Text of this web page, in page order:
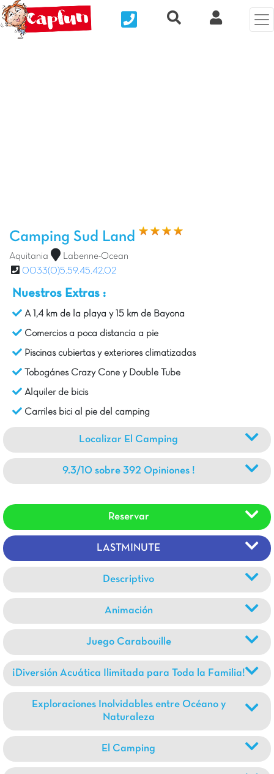
Nous contacterRecherche rapide
Mi
Camping Sud Land
Aquitania
Labenne-Ocean
0033(0)5.59.45.42.02
Nuestros Extras :
A 1,4 km de la playa y 15 km de Bayona
Comercios a poca distancia a pie
Piscinas cubiertas y exteriores climatizadas
Tobogánes Crazy Cone y Double Tube
Alquiler de bicis
Carriles bici al pie del camping
Localizar El Camping
9.3/10 sobre 392 Opiniones !
Reservar
LASTMINUTE
Descriptivo
Animación
Juego Carabouille
¡Diversión Acuática Ilimitada para Toda la Familia!
Exploraciones Inolvidables entre Océano y
Naturaleza
El Camping